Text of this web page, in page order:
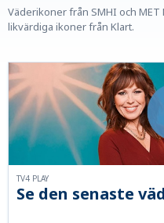
Väderikoner från SMHI och
likvärdiga ikoner från Klart.
Se den senaste
TV4 PLAY